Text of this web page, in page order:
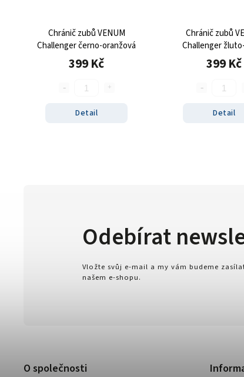
Chránič zubů VENUM
Challenger černo-oranžová
399 Kč
Detail
Chránič zubů
Challenger
399 Kč
Detail
O společnosti
Odebírat
Vložte svůj e-mail a my vám budeme
našem e-shopu.